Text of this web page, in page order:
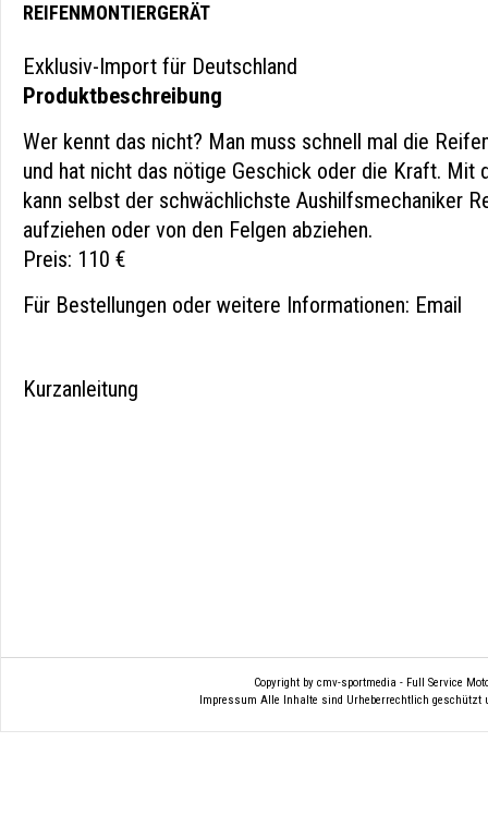
REIFENMONTIERGERÄT
Exklusiv-Import für Deutschland
Produktbeschreibung
Wer kennt das nicht? Man muss schnell mal die
und hat nicht das nötige Geschick oder die Kraft. Mit
kann selbst der schwächlichste Aushilfsmechaniker
aufziehen oder von den Felgen abziehen.
Preis: 110 €
Für Bestellungen oder weitere Informationen: Email
Kurzanleitung
Copyright by cmv-sportmedia - Full Service
Impressum Alle Inhalte sind Urheberrechtlich geschützt